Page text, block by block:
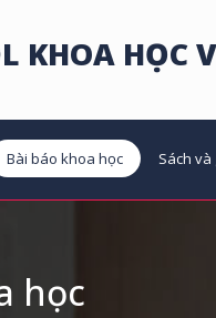
KHOA HỌC
Bài báo khoa học Sách
học